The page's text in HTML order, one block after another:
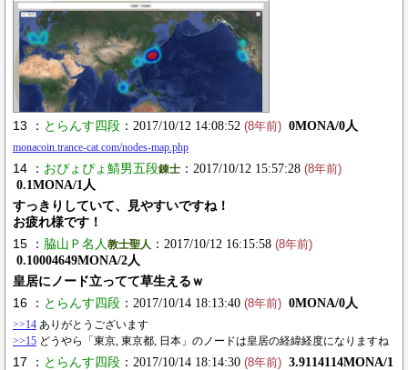
13 ： とらんす四段 ：2017/10/12 14:08:52 (8年前) 0MONA/0人
monacoin.trance-cat.com/nodes-map.php
14 ： おぴょぴょ鯖男五段錬士 ：2017/10/12 15:57:28 (8年前)
0.1MONA/1人
すっきりしていて、見やすいですね！
お疲れ様です！
15 ： 脇山Ｐ名人 教士聖人 ：2017/10/12 16:15:58 (8年前)
0.10004649MONA/2人
皇居にノード立ってて草生えるｗ
16 ： とらんす四段 ：2017/10/14 18:13:40 (8年前) 0MONA/0人
>>14 ありがとうございます
>>15 どうやら「東京, 東京都, 日本」のノードは皇居の経緯経度になりますね
17 ： とらんす四段 ：2017/10/14 18:14:30 (8年前) 3.9114114MONA/1